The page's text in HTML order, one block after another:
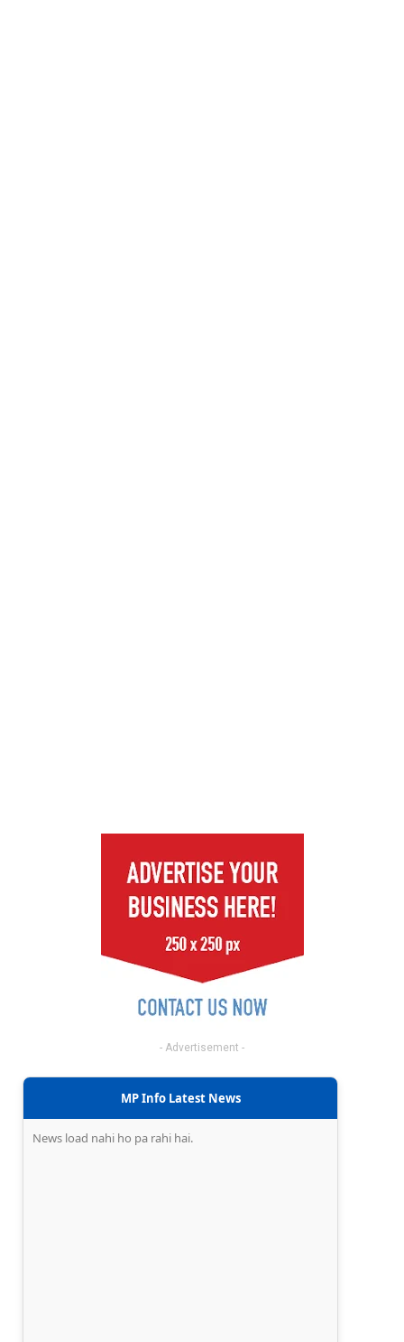
- Advertisement -
MP Info Latest News
News load nahi ho pa rahi hai.